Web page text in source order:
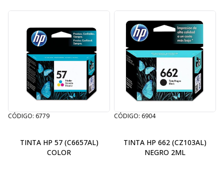
CÓDIGO: 6779
TINTA HP 57 (C6657AL)
COLOR
CÓDIGO: 6904
TINTA HP 662 (CZ103AL)
NEGRO 2ML